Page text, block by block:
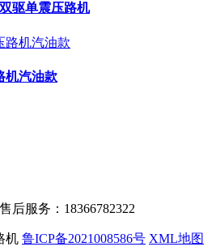
驱单震压路机
机汽油款
后服务：18366782322
机 鲁ICP备2021008586号 XML地图